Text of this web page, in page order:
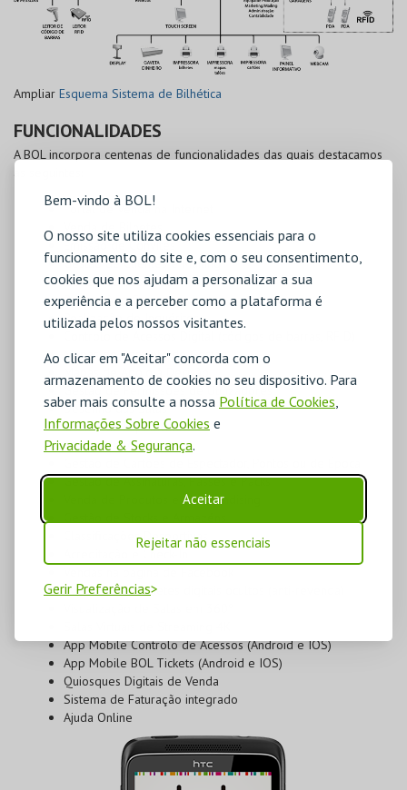
Bem-vindo à BOL!
O nosso site utiliza cookies essenciais para o
funcionamento do site e, com o seu consentimento,
cookies que nos ajudam a personalizar a sua
experiência e a perceber como a plataforma é
utilizada pelos nossos visitantes.
Ao clicar em "Aceitar" concorda com o
armazenamento de cookies no seu dispositivo. Para
saber mais consulte a nossa Política de Cookies,
Informações Sobre Cookies e
Privacidade & Segurança.
Aceitar
Rejeitar não essenciais
Gerir Preferências
Ampliar Esquema Sistema de Bilhética
FUNCIONALIDADES
A BOL incorpora centenas de funcionalidades das quais destacamos
Portal de Venda na Internet
Venda de Bilhetes
Emissão de Convites
Gestão de Clientes e Mailing
Gestão de Reservas
Promoções, Concursos
Realização de Inquéritos
Controlo de Acessos Digital (códigos de barras, RFID)
Mapas de Controlo de Gestão
Mapas de Apoio à Decisão
Gestão de Permissões de Utilizadores
Desenho das Salas
Gestão de Espetáculos
Gestão de Vouchers
Gestão de Assinaturas, Passes e Packs
Venda de Produtos e Merchandising
Classificações Desportivas
Acreditação e Check-In
Eventos com bilhetes digitais ocultos (anti-revenda)
App Mobile Controlo de Acessos (Android e IOS)
App Mobile BOL Tickets (Android e IOS)
Quiosques Digitais de Venda
Sistema de Faturação integrado
Ajuda Online